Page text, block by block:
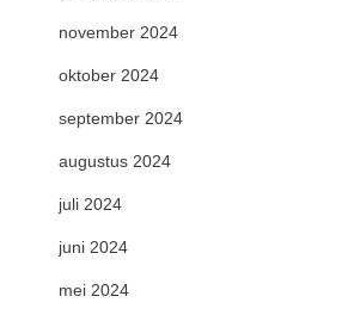
november 2024
oktober 2024
september 2024
augustus 2024
juli 2024
juni 2024
mei 2024